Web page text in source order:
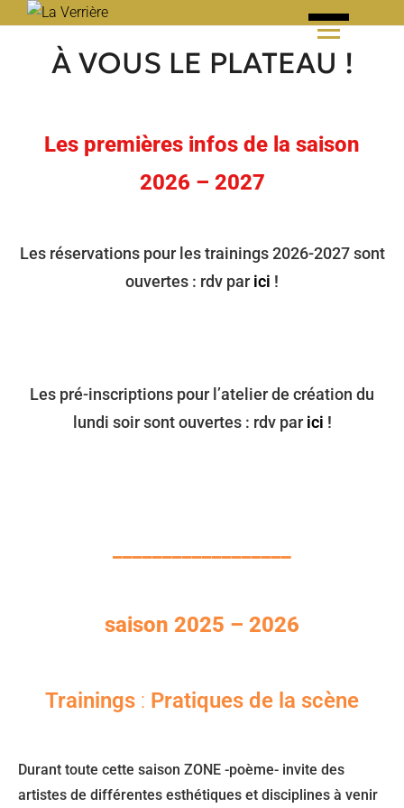
À VOUS LE PLATEAU !
Les premières infos de la saison
2026 – 2027
Les réservations pour les trainings 2026-2027 sont
ouvertes : rdv parici !
Les pré-inscriptions pour l’atelier de création du
lundi soir sont ouvertes : rdv parici !
saison 2025 – 2026
Trainings : Pratiques de la scène
Durant toute cette saison ZONE -poème- invite des
artistes de différentes esthétiques et disciplines à venir